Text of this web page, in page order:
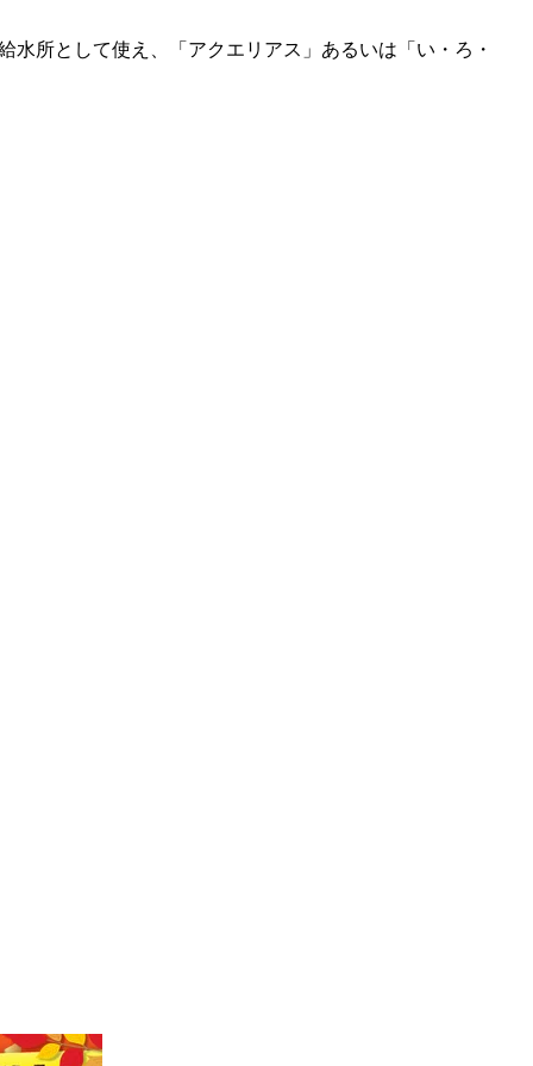
所として使え、「アクエリアス」あるいは「い・ろ・